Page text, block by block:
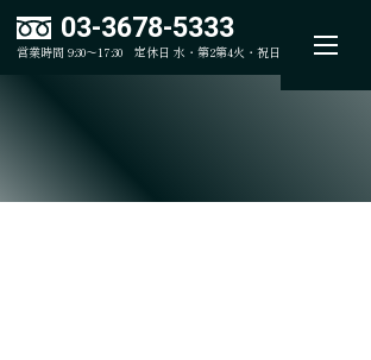
03-3678-5333
営業時間 9:30～17:30 定休日 水・第2第4火・祝日